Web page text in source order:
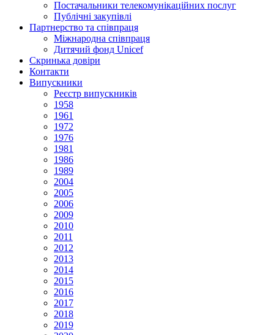
Постачальники телекомунікаційних послуг
Публічні закупівлі
Партнерство та співпраця
Міжнародна співпраця
Дитячий фонд Unicef
Скринька довіри
Контакти
Випускники
Реєстр випускників
1958
1961
1972
1976
1981
1986
1989
2004
2005
2006
2009
2010
2011
2012
2013
2014
2015
2016
2017
2018
2019